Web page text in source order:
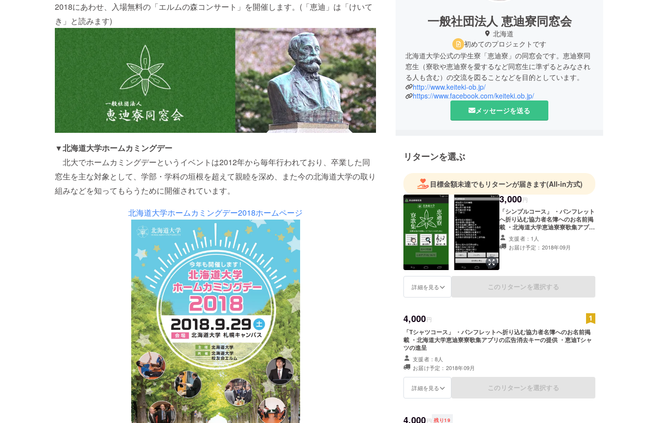
2018にあわせ、入場無料の「エルムの森コンサート」を開催します。(「恵迪」は「けいて
き」と読みます)
▼北海道大学ホームカミングデー
北大でホームカミングデーというイベントは2012年から毎年行われており、卒業した同
窓生を主な対象として、学部・学科の垣根を超えて親睦を深め、また今の北海道大学の取り
組みなどを知ってもらうために開催されています。
北海道大学ホームカミングデー2018ホームページ
一般社団法人 恵迪寮同窓会
北海道
初めてのプロジェクトです
北海道大学公式の学生寮「恵迪寮」の同窓会です。恵迪寮同
窓生（寮歌や恵迪寮を愛するなど同窓生に準ずるとみなされ
る人も含む）の交流を図ることなどを目的としています。
http://www.keiteki-ob.jp/
https://www.facebook.com/keiteki.ob.jp/
メッセージを送る
リターンを選ぶ
目標金額未達でもリターンが届きます(All-in方式)
3,000円
「シンプルコース」 ・パンフレット
へ折り込む協力者名簿へのお名前掲
載 ・北海道大学恵迪寮寮歌集アプリ
の広告消去キーの提供
支援者：1人
お届け予定：2018年09月
詳細を見る このリターンを選択する
4,000円
「Tシャツコース」 ・パンフレットへ折り込む協力者名簿へのお名前掲
載 ・北海道大学恵迪寮寮歌集アプリの広告消去キーの提供 ・恵迪Tシャ
ツの進呈
支援者：8人
お届け予定：2018年09月
詳細を見る このリターンを選択する
4,000円 残り19